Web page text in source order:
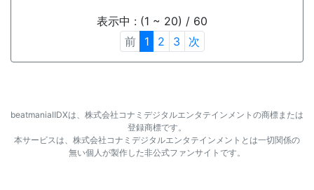
表示中 : (1 ~ 20) / 60
前
1 2 3 次
beatmaniaⅡDXは、株式会社コナミデジタルエンタテインメントの商標または
登録商標です。
本サービスは、株式会社コナミデジタルエンタテインメントとは一切関係の
無い個人が製作した非公式ファンサイトです。